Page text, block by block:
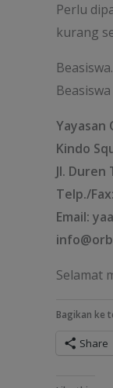
Perlu
kurang
Yayasan
Kindo
Jl. Duren
Telp./
Email:
Selamat
Bagikan ke
Share